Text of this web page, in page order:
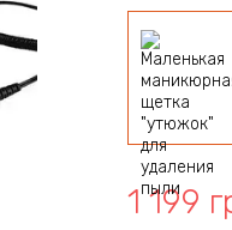
1 199